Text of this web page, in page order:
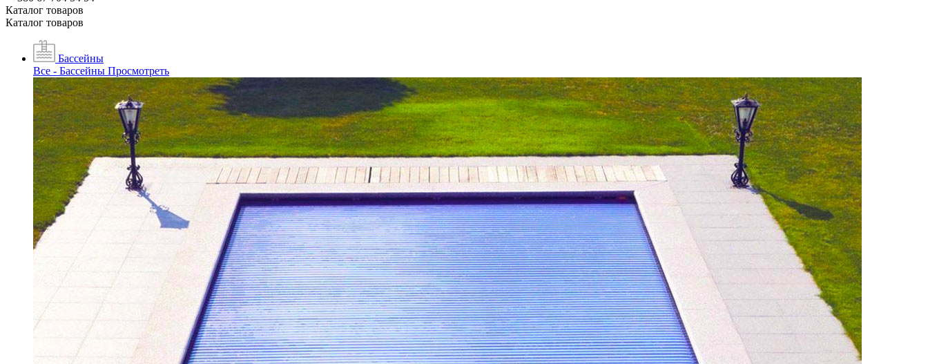
Каталог товаров
Каталог товаров
Бассейны
Все - Бассейны Просмотреть